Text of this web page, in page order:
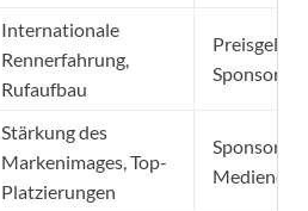
Internationale
Rennerfahrung,
Rufaufbau
Preisgelder,
Stärkung des
Markenimages, Top-
Platzierungen